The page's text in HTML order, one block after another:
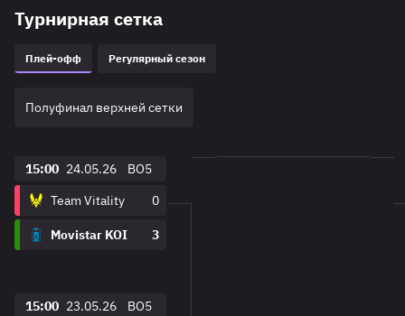
Турнирная сетка
Плей-офф Регулярный сезон
Полуфинал верхней сетки
15:00 24.05.26
BO5
Team Vitality
0
Movistar KOI 3
15:00 23.05.26
BO5